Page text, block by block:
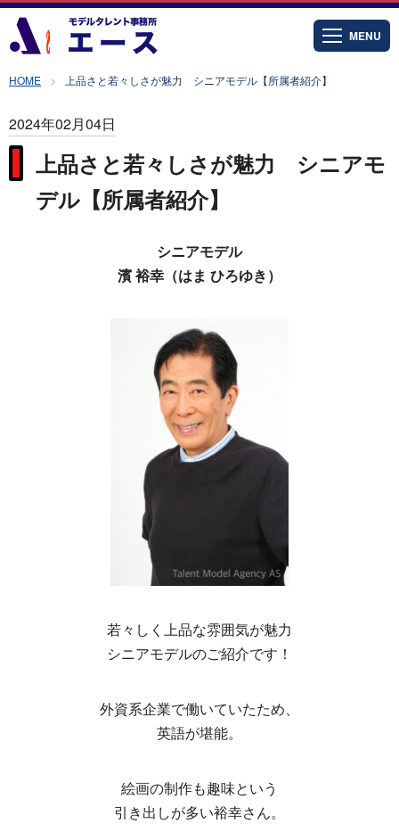
MENU
HOME 上品さと若々しさが魅力 シニアモデル【所属者紹介】
2024年02月04日
上品さと若々しさが魅力 シニアモ
デル【所属者紹介】
シニアモデル
濱 裕幸（はま ひろゆき）
若々しく上品な雰囲気が魅力
シニアモデルのご紹介です！
外資系企業で働いていたため、
英語が堪能。
絵画の制作も趣味という
引き出しが多い裕幸さん。